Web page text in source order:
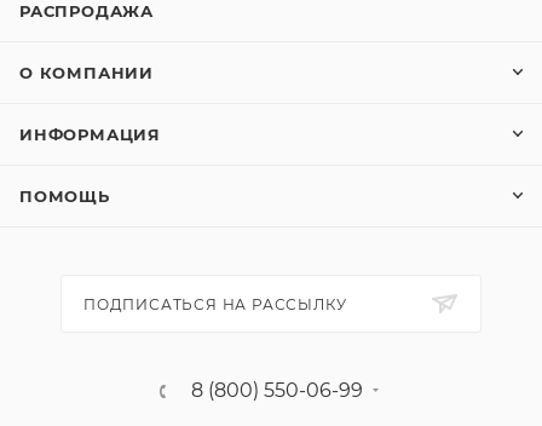
РАСПРОДАЖА
О КОМПАНИИ
ИНФОРМАЦИЯ
ПОМОЩЬ
ПОДПИСАТЬСЯ НА РАССЫЛКУ
8 (800) 550-06-99